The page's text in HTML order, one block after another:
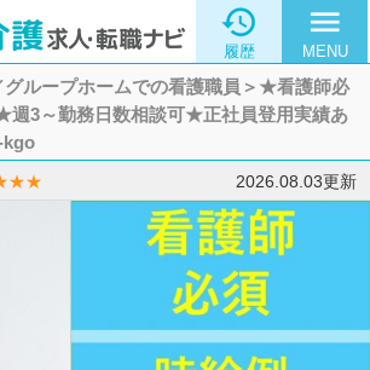

履歴
menu
MENU
グループホームでの看護職員＞★看護師必
3～勤務日数相談可★正社員登用実績あ
kgo
2026.08.03更新